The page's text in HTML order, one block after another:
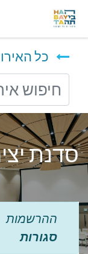
כל
סדנת יצירה
ההרשמות
סגורות